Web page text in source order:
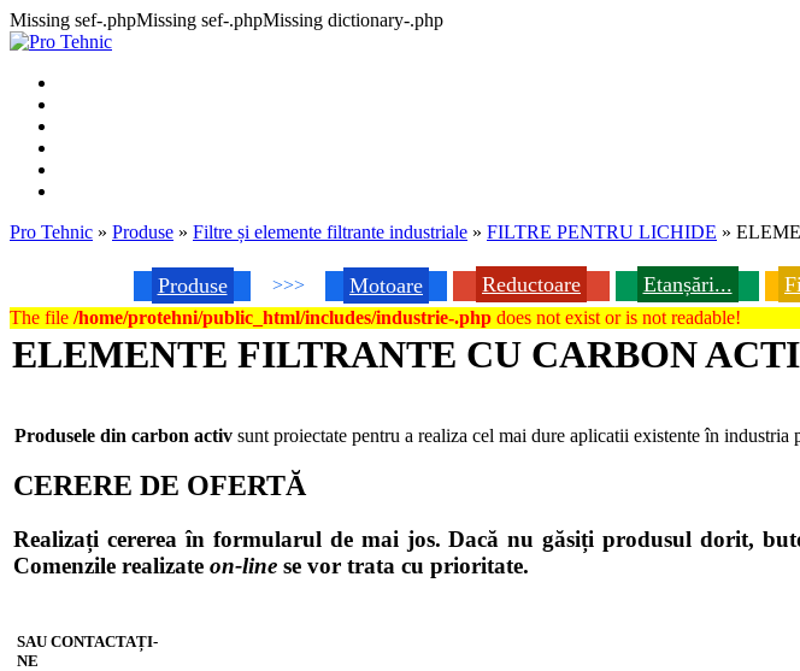
Missing sef-.phpMissing sef-.phpMissing dictionary-.php
Pro Tehnic » Produse » Filtre și elemente filtrante industriale » FILTRE PENTRU LICHIDE »
Produse >>> Motoare Reductoare Etanșări...
The file /home/protehni/public_html/includes/industrie-.php does not exist or is not readable!
ELEMENTE FILTRANTE CU CARBON
Produsele din carbon activ sunt proiectate pentru a realiza cel mai dure aplicatii existente în
CERERE DE OFERTĂ
Realizați cererea în formularul de mai jos. Dacă nu găsiți produsul dorit,
Comenzile realizate on-line se vor trata cu prioritate.
SAU CONTACTAȚI-
NE